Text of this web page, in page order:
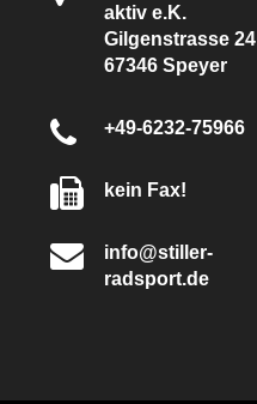
aktiv e.K.
Gilgenstrasse 24
67346 Speyer
+49-6232-75966
kein Fax!
info@stiller-
radsport.de